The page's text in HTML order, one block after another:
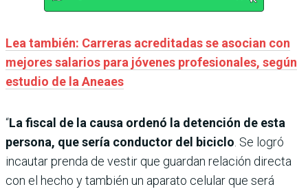
Lea también: Carreras acreditadas se asocian con
mejores salarios para jóvenes profesionales, según
estudio de la Aneaes
“La fiscal de la causa ordenó la detención de esta
persona, que sería conductor del biciclo. Se logró
incautar prenda de vestir que guardan relación directa
con el hecho y también un aparato celular que será